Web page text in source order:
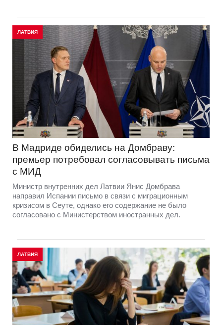
ЛАТВИЯ
В Мадриде обиделись на Домбраву:
премьер потребовал согласовывать письма
с МИД
Министр внутренних дел Латвии Янис Домбрава
направил Испании письмо в связи с миграционным
кризисом в Сеуте, однако его содержание не было
согласовано с Министерством иностранных дел.
ЛАТВИЯ